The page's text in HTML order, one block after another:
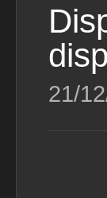
21/